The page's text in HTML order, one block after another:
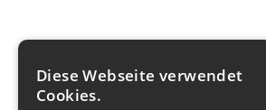
Diese Webseite verwendet
Cookies.